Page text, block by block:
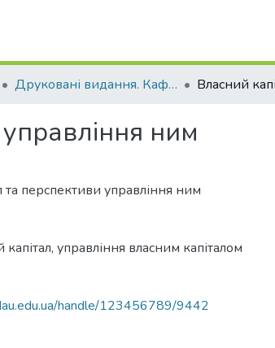
Друковані видання. Кафедра фінансів, економічних досліджень і туризму
ним
та перспективи управління ним
капітал, управління власним капіталом
handle/123456789/9442